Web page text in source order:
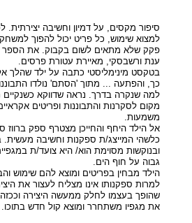
סיפור מקסים, על דמיון וחשיבה יצירתית.
למצוא שימוש, כל פריט יכול להפוך
פקק שלא מתאים לשום בקבוק. את הספר
ענת ורשבסקי, מאיירת עטורת פרסים.
בטקסט מינימליסטי כתבה על ילד שהלך
כך, והפתעה ... מתוך 'הסתם' נולדו
למה שנקרה בדרך. נראה שדווקא כשנקיים
מקום לסקרנות והתבוננות ופריטים
משמעות.
אל הילד היחף והחייכן מצטרף ספק ברווז
כלשהי המייצג/ת ספקנות וחשיבה מעשית.
ובנוקשות מסוימת הוא/ היא צועד/ת
גבוה על חוף הים.
הילד מבחין בפריטים ומוצא להם שימוש
למרות ספקנותו אינו מצליח לעצור את
שהופך בעצמו לחלק ממעשה היצירה
את מגפיו משתחרר ומוצא קול חדש בתוכו.